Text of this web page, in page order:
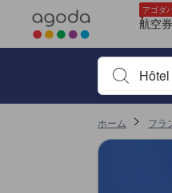
アゴダ
航空
宿泊施設名
ホーム フラ
デラックススイート シービュー
デラックスルーム シービュー
スイート シービュー (Suite with Sea
スーペリア ダブルルーム シービュ
スーペリアルーム シービュー
デラックススイート (Deluxe Suite)
スーペリア ダブルルーム シービュ
クラブ ダブルルーム (Club Double
クラブ ダブルルーム (Club Double
アゴダに掲載されているクチコ
サービススコア 10点満点中10点 サ
ロケーションスコア 10点満点中9.7
コスパスコア 10点満点中9.7点 サン
施設の状態/清潔さスコア 10点満点
施設・設備スコア 10点満点中9.3点